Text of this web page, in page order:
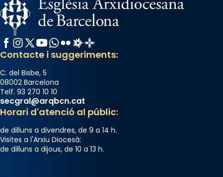
Facebook
Instagram
X / Twitter
YouTube
WhatsApp
FlickrRadio Estel
Catalunya Cristiana
Contacte i suggeriments:
C. del Bisbe, 5
08002 Barcelona
Telf. 93 270 10 10
secgral@arqbcn.cat
Horari d'atenció al públic:
de dilluns a divendres, de 9 a 14 h.
Visites a l'Arxiu Diocesà:
de dilluns a dijous, de 10 a 13 h.